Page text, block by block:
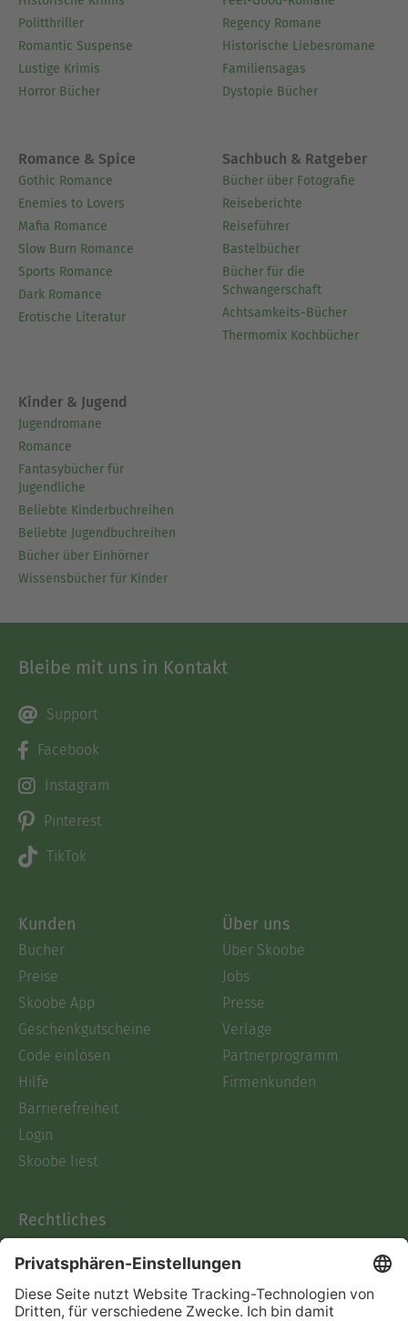
Politthriller
Romantic Suspense
Lustige Krimis
Horror Bücher
Regency Romane
Historische Liebesromane
Familiensagas
Dystopie Bücher
Romance & Spice
Gothic Romance
Enemies to Lovers
Mafia Romance
Slow Burn Romance
Sports Romance
Dark Romance
Erotische Literatur
Sachbuch & Ratgeber
Bücher über Fotografie
Reiseberichte
Reiseführer
Bastelbücher
Bücher für die
Schwangerschaft
Achtsamkeits-Bücher
Thermomix Kochbücher
Kinder & Jugend
Jugendromane
Romance
Fantasybücher für
Jugendliche
Beliebte Kinderbuchreihen
Beliebte Jugendbuchreihen
Bücher über Einhörner
Wissensbücher für Kinder
Bleibe mit uns in Kontakt
Support
Facebook
Instagram
Pinterest
TikTok
Kunden
Bücher
Preise
Skoobe App
Geschenkgutscheine
Code einlösen
Hilfe
Barrierefreiheit
Login
Skoobe liest
Über uns
Über Skoobe
Jobs
Presse
Verlage
Partnerprogramm
Firmenkunden
Rechtliches
AGB
Informationen nach Data